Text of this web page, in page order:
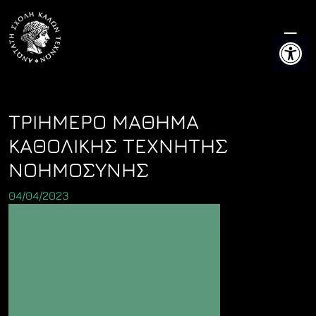
content
ΤΡΙΗΜΕΡΟ ΜΑΘΗΜΑ
ΚΑΘΟΛΙΚΗΣ ΤΕΧΝΗΤΗΣ
ΝΟΗΜΟΣΥΝΗΣ
04/04/2023